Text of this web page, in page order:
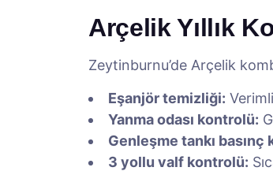
Arçelik Yıllık
Zeytinburnu’de Arçelik
Eşanjör temizliği:
Yanma odası kontrolü:
Genleşme tankı basınç
3 yollu valf kontrolü: